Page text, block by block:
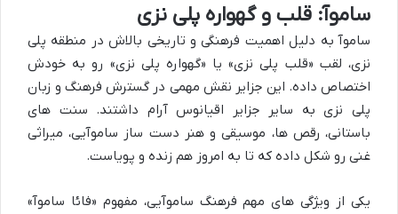
ساموآ: قلب و گهواره پلی نزی
ساموآ به دلیل اهمیت فرهنگی و تاریخی بالاش در منطقه پلی
نزی، لقب «قلب پلی نزی» یا «گهواره پلی نزی» رو به خودش
اختصاص داده. این جزایر نقش مهمی در گسترش فرهنگ و زبان
پلی نزی به سایر جزایر اقیانوس آرام داشتند. سنت های
باستانی، رقص ها، موسیقی و هنر دست ساز ساموآیی، میراثی
غنی رو شکل داده که تا به امروز هم زنده و پویاست.
یکی از ویژگی های مهم فرهنگ ساموآیی، مفهوم «فائا ساموآ»